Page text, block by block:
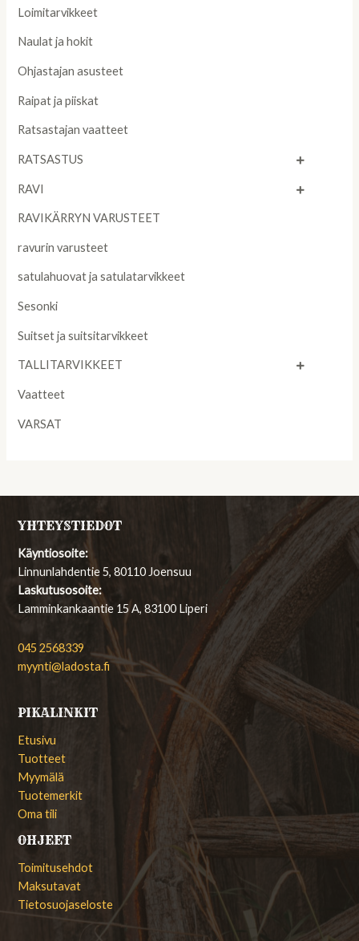
Loimitarvikkeet
Naulat ja hokit
Ohjastajan asusteet
Raipat ja piiskat
Ratsastajan vaatteet
RATSASTUS
RAVI
RAVIKÄRRYN VARUSTEET
ravurin varusteet
satulahuovat ja satulatarvikkeet
Sesonki
Suitset ja suitsitarvikkeet
TALLITARVIKKEET
Vaatteet
VARSAT
YHTEYSTIEDOT
Käyntiosoite:
Linnunlahdentie 5, 80110 Joensuu
Laskutusosoite:
Lamminkankaantie 15 A, 83100 Liperi
045 2568339
myynti@ladosta.fi
PIKALINKIT
Etusivu
Tuotteet
Myymälä
Tuotemerkit
Oma tili
OHJEET
Toimitusehdot
Maksutavat
Tietosuojaseloste